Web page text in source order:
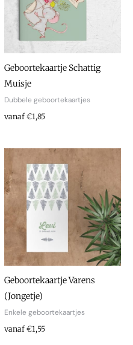
Geboortekaartje Schattig
Muisje
Dubbele geboortekaartjes
vanaf €1,85
Geboortekaartje Varens
(Jongetje)
Enkele geboortekaartjes
vanaf €1,55